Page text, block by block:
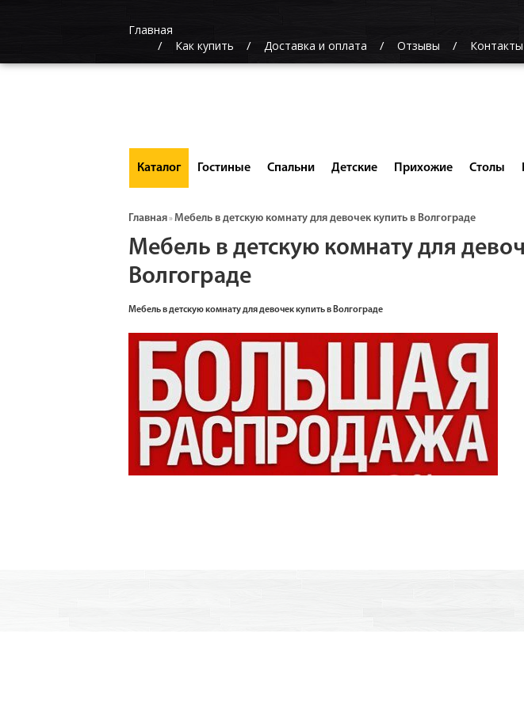
Главная
Как купить
Доставка и оплата Отзывы Контакты
Каталог Гостиные Спальни Детские Прихожие Столы
Главная»Мебель в детскую комнату для девочек купить в Волгограде
Мебель в детскую комнату для
Волгограде
Мебель в детскую комнату для девочек купить в Волгограде